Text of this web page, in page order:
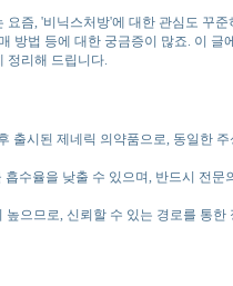
즘, '비닉스처방'에 대한 관심도 꾸준
방법 등에 대한 궁금증이 많죠. 이 글
정리해 드립니다.
출시된 제네릭 의약품으로, 동일한 주
수율을 낮출 수 있으며, 반드시 전문
으므로, 신뢰할 수 있는 경로를 통한